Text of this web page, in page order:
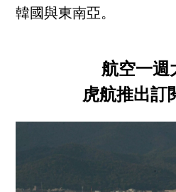
韓國與東南亞。
航空一週
虎航推出訂